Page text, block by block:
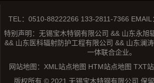
TEL：0510-88222266 133-2811-7366
特别声明：无锡宝木特钢有限公司 && 山东永旭
&& 山东医科辐射防护工程有限公司 && 山东澜
一体联合企业。
网站地图： XML站点地图 HTM站点地图 TXT
版权所有 © 2021 无锡宝木特钢有限公司 保